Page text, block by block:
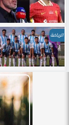
الرياضة